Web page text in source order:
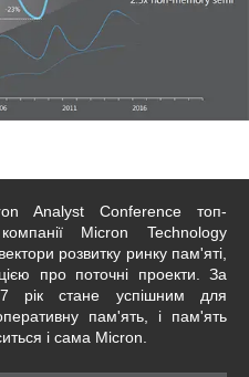
Analyst Conference топ-
Micron Technology
розвитку ринку пам'яті,
про поточні проекти. За
рік стане успішним для
пам'ять, і пам'ять
і сама Micron.